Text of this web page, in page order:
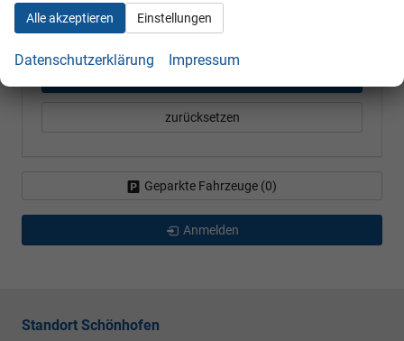
alles ausgewählt
zurücksetzen
Geparkte Fahrzeuge (0)
Anmelden
Standort Schönhofen
Alle akzeptieren Einstellungen
Datenschutzerklärung Impressum